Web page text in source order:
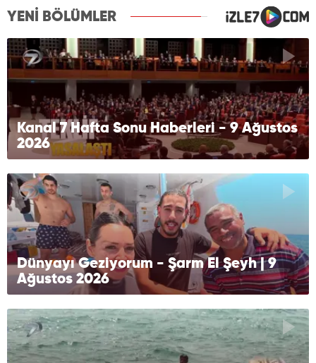
YENİ BÖLÜMLER
Kanal 7 Hafta Sonu Haberleri - 9 Ağustos
2026
Dünyayı Geziyorum - Şarm El Şeyh | 9
Ağustos 2026